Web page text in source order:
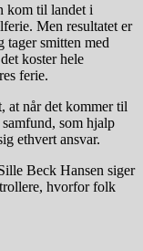
kom til landet i
Men resultatet er
tager smitten med
koster hele
ferie.
at når det kommer til
som hjalp
ethvert ansvar.
Beck Hansen siger
hvorfor folk